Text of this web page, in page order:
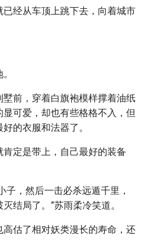
经从车顶上跳下去，向着城市
前，穿着白旗袍模样撑着油纸
可爱，却也有些格格不入，但
的衣服和法器了。
定是带上，自己最好的装备
子，然后一击必杀远遁千里，
结局了。”苏雨柔冷笑道。
估了相对妖类漫长的寿命，还